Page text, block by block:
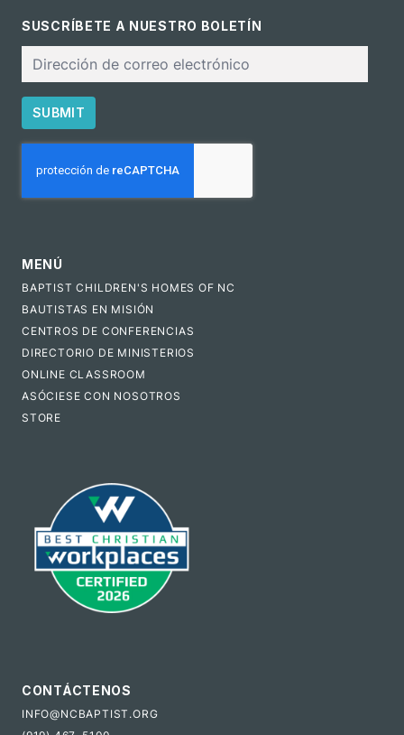
SUSCRÍBETE A NUESTRO BOLETÍN
electrónico
SUBMIT
MENÚ
BAPTIST CHILDREN'S HOMES OF NC
BAUTISTAS EN MISIÓN
CENTROS DE CONFERENCIAS
DIRECTORIO DE MINISTERIOS
ONLINE CLASSROOM
ASÓCIESE CON NOSOTROS
STORE
CONTÁCTENOS
INFO@NCBAPTIST.ORG